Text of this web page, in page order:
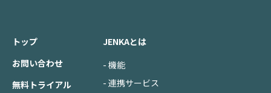
トップ
お問い合わせ
無料トライアル
JENKAとは
- 機能
- 連携サービス